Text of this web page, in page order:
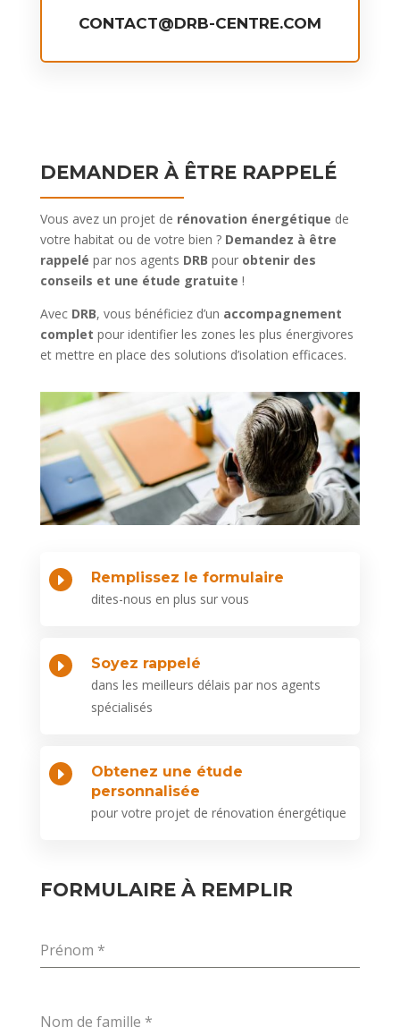
CONTACT@DRB-CENTRE.COM
DEMANDER À ÊTRE RAPPELÉ
Vous avez un projet de rénovation énergétique de
votre habitat ou de votre bien ? Demandez à être
rappelé par nos agents DRB pour obtenir des
conseils et une étude gratuite !
Avec DRB, vous bénéficiez d’un accompagnement
complet pour identifier les zones les plus énergivores
et mettre en place des solutions d’isolation efficaces.
E
Remplissez le formulaire
dites-nous en plus sur vous
E
Soyez rappelé
dans les meilleurs délais par nos agents
spécialisés
E
Obtenez une étude
personnalisée
pour votre projet de rénovation énergétique
FORMULAIRE À REMPLIR
Prénom *
Nom de famille *